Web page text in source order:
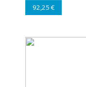
92,25 €